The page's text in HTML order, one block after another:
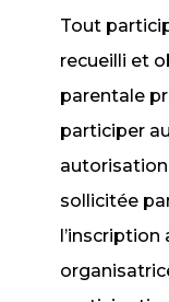
Tout
recueilli et
parentale
participer
sollicitée
l’inscription